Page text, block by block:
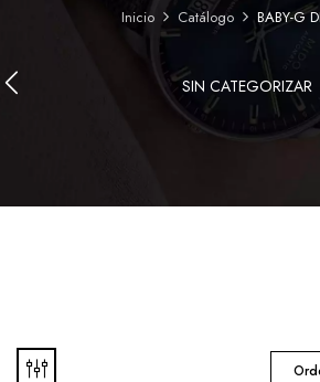
Inicio Catálogo BABY-G
SIN CATEGORIZAR